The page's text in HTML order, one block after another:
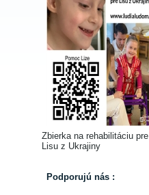
Zbierka na rehabilitáciu pre
Lisu z Ukrajiny
Podporujú nás :